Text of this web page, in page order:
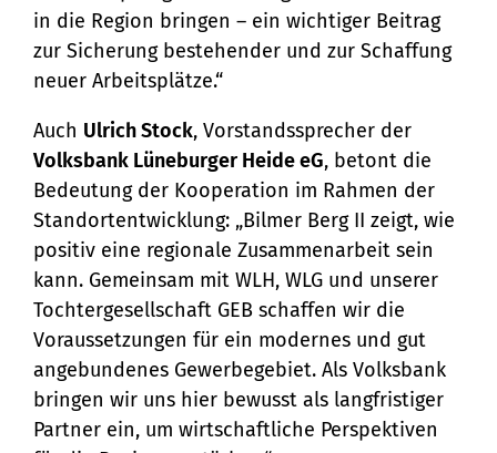
in die Region bringen – ein wichtiger Beitrag
zur Sicherung bestehender und zur Schaffung
neuer Arbeitsplätze.“
Auch Ulrich Stock, Vorstandssprecher der
Volksbank Lüneburger Heide eG, betont die
Bedeutung der Kooperation im Rahmen der
Standortentwicklung: „Bilmer Berg II zeigt, wie
positiv eine regionale Zusammenarbeit sein
kann. Gemeinsam mit WLH, WLG und unserer
Tochtergesellschaft GEB schaffen wir die
Voraussetzungen für ein modernes und gut
angebundenes Gewerbegebiet. Als Volksbank
bringen wir uns hier bewusst als langfristiger
Partner ein, um wirtschaftliche Perspektiven